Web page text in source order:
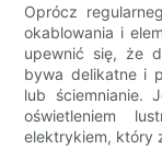
Oprócz
okablowania i
upewnić się, że
bywa delikatne i
lub ściemnianie.
oświetleniem
elektrykiem, który